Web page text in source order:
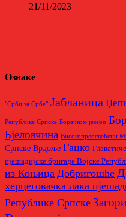
21/11/2023
Ознаке
"Срби за Србе" Јабланица
Републике Српске Борачком језеро
Бјеловчина Високопреосвећени
Српске Врдоље Гацко
пјешадијске бригаде Војске
из Коњица Добригошће
херцеговачка лака
Републике Српске